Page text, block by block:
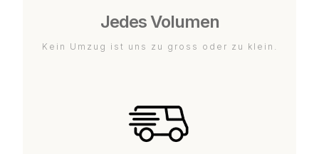
Jedes Volumen
Kein Umzug ist uns zu gross oder zu klein.